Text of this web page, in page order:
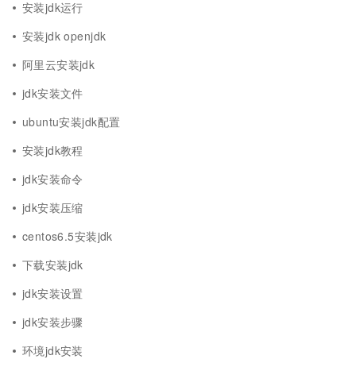
安装jdk运行
安装jdk openjdk
阿里云安装jdk
jdk安装文件
ubuntu安装jdk配置
安装jdk教程
jdk安装命令
jdk安装压缩
centos6.5安装jdk
下载安装jdk
jdk安装设置
jdk安装步骤
环境jdk安装